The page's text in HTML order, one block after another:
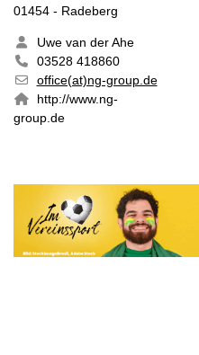
01454 - Radeberg
Uwe van der Ahe
03528 418860
office(at)ng-group.de
http://www.ng-
group.de